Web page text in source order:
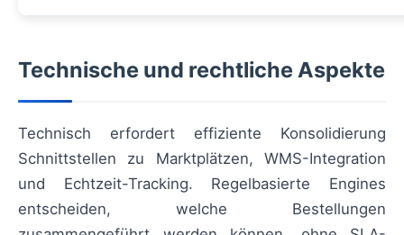
Technische und rechtliche Aspekte
Technisch erfordert effiziente Konsolidierung
Schnittstellen zu Marktplätzen, WMS-Integration
und Echtzeit-Tracking. Regelbasierte Engines
entscheiden, welche Bestellungen